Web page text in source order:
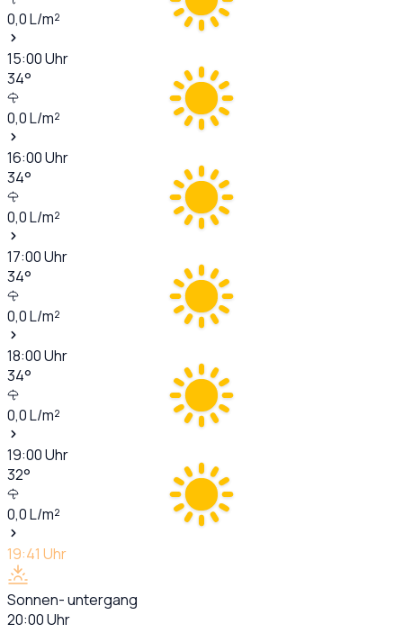
0,0L/m²
15:00Uhr
34°
0,0L/m²
16:00Uhr
34°
0,0L/m²
17:00Uhr
34°
0,0L/m²
18:00Uhr
34°
0,0L/m²
19:00Uhr
32°
0,0L/m²
19:41 Uhr
Sonnen- untergang
20:00Uhr